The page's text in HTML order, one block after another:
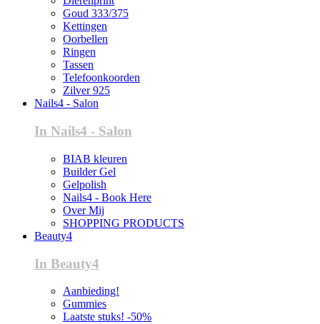
Goud 333/375
Kettingen
Oorbellen
Ringen
Tassen
Telefoonkoorden
Zilver 925
Nails4 - Salon
In Nails4 - Salon
BIAB kleuren
Builder Gel
Gelpolish
Nails4 - Book Here
Over Mij
SHOPPING PRODUCTS
Beauty4
In Beauty4
Aanbieding!
Gummies
Laatste stuks! -50%